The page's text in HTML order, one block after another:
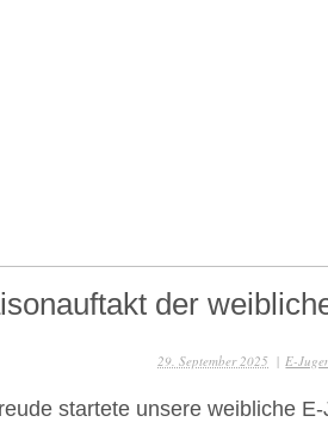
der
| E-
29. September 2025
startete unsere weibliche